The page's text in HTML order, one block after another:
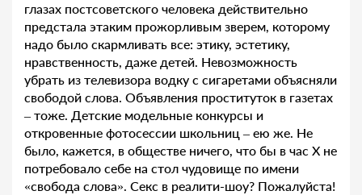
глазах постсоветского человека действительно
предстала этаким прожорливым зверем, которому
надо было скармливать все: этику, эстетику,
нравственность, даже детей. Невозможность
убрать из телевизора водку с сигаретами объясняли
свободой слова. Объявления проституток в газетах
– тоже. Детские модельные конкурсы и
откровенные фотосессии школьниц – ею же. Не
было, кажется, в обществе ничего, что бы в час Х не
потребовало себе на стол чудовище по имени
«свобода слова». Секс в реалити-шоу? Пожалуйста!